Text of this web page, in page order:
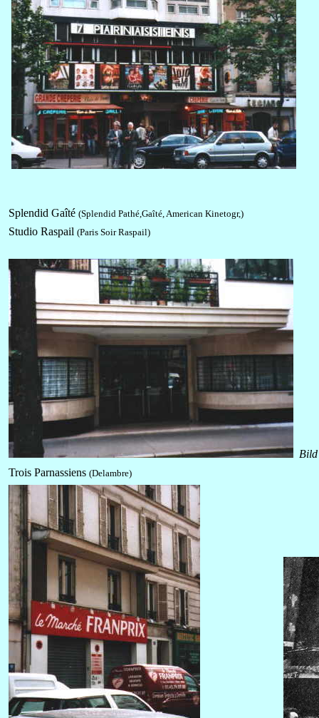
Splendid Gaîté (Splendid Pathé,Gaîté, American Kinetogr,)
Studio Raspail (Paris Soir Raspail)
Trois Parnassiens (Delambre)